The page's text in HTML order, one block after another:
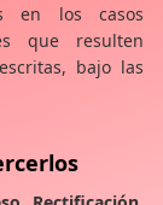
en los casos
que resulten
bajo las